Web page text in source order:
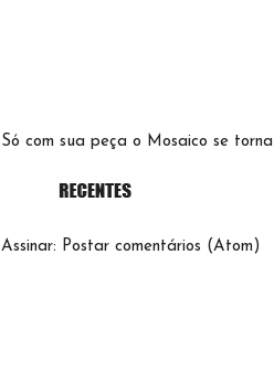
Só com sua peça o Mosaico se
Assinar: Postar comentários (Atom)